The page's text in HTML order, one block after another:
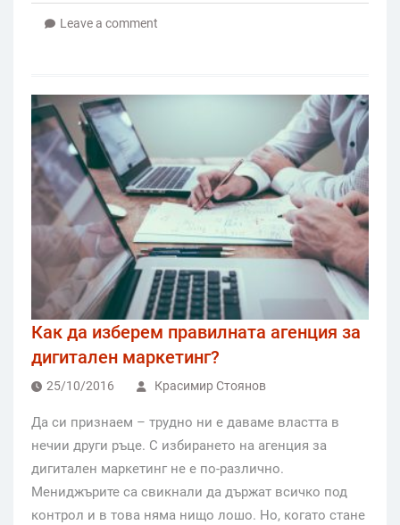
Leave a comment
Как да изберем правилната агенция за
дигитален маркетинг?
25/10/2016 Красимир Стоянов
Да си признаем – трудно ни е даваме властта в
нечии други ръце. С избирането на агенция за
дигитален маркетинг не е по-различно.
Мениджърите са свикнали да държат всичко под
контрол и в това няма нищо лошо. Но, когато стане